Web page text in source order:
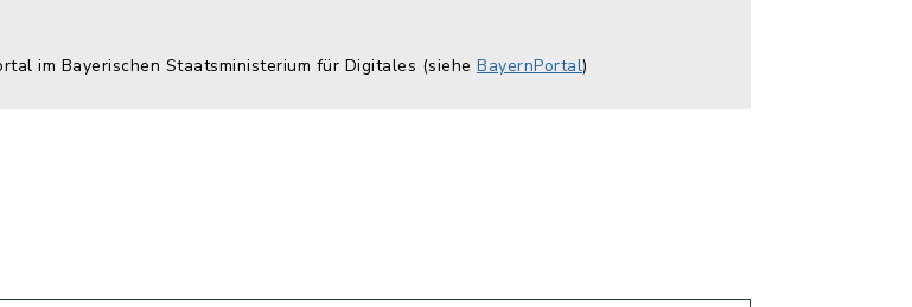
im Bayerischen Staatsministerium für Digitales (siehe BayernPortal)